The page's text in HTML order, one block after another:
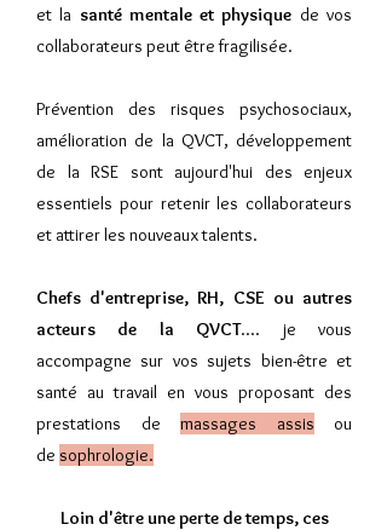
et la santé mentale et physique de vos
collaborateurs peut être fragilisée.
Prévention des risques psychosociaux,
amélioration de la QVCT, développement
de la RSE sont aujourd'hui des enjeux
essentiels pour retenir les collaborateurs
et attirer les nouveaux talents.
Chefs d'entreprise, RH, CSE ou autres
acteurs de la QVCT.... je vous
accompagne sur vos sujets bien-être et
santé au travail en vous proposant des
prestations de massages assis ou
de sophrologie.
Loin d'être une perte de temps, ces